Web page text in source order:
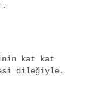
kat kat
dileğiyle.